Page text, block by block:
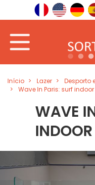
Início Lazer
Desporto
Wave In Paris: surf
WAVE